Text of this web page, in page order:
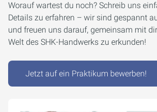
Worauf wartest du noch? Schreib uns
Details zu erfahren – wir sind gespannt
und freuen uns darauf, gemeinsam mit
Welt des SHK-Handwerks zu erkunden!
Jetzt auf ein Praktikum bewerben!